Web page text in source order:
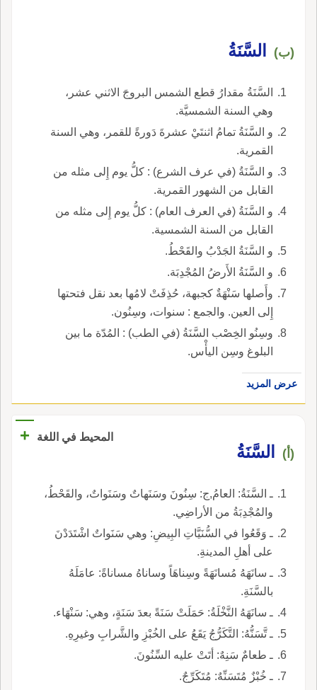
(ب) السَّنَةُ
السَّنَةُ مقدارُ قطع الشمس البروجَ الاثني عشر،
وهي السنة الشمسيَّة.
و السَّنَةُ تمامُ اثنتَيْ عشرةَ دَورةً للقمر، وهي السنة
القمرية.
و السَّنَةُ (في عرف الشرع) : كلُّ يوم إِلى مثله من
القابل من الشهور القمرية.
و السَّنَةُ (في العرف العام) : كلُّ يوم إِلى مثله من
القابل من السنة الشمسية.
و السَّنَةُ الجَدْبُ والقَحْطُ.
و السَّنَةُ الأَرضُ المُجْدِبَة.
وأَصلها سَنْهَةٌ كجبهة، حُذِفَتْ لامُها بعد نقل فتحتها
إِلى العين. والجمع : سنوات، وسِنُون.
وسِنُو الخِصْب السَّنَةُ (في الطب) : المُدّة ما بين
البلوغ وسِن اليأْس.
عرض المزيد
المحيط في اللغة +
(أ) السَّنَةُ
ـ السَّنَةُ: العامُ,ج: سِنُونَ وسَنَهاتٌ وسَنَواتٌ، والقَحْطُ،
والمُجْدِبَةُ من الأراضِي.
ـ وَقَعُوا في السُّنَيَّاتِ البِيضِ: وهي سَنَواتٌ اشْتَدَدْنَ
على أهلِ المدينةِ.
ـ سانَهَهُ مُسانَهَةً وسِناهَاً وساناهُ مساناةً: عامَلَهُ
بالسَّنَةِ.
ـ سانَهَهُ النَّخْلَةُ: حَمَلَتْ سَنَةً بعدَ سَنَةٍ، وهي: سَنْهَاء.
ـ تَّسَنُّهُ: التَّكَرُّجُ يَقَعُ على الخُبْزِ والشَّرابِ وغيرِهِ.
ـ طعامٌ سَنِهٌ: أتَتْ عليه السِّنُونَ.
ـ خُبْزٌ مُتَسَنِّهٌ: مُتَكَرِّجٌ.